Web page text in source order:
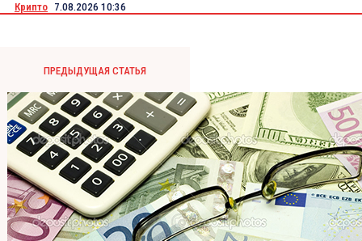
Крипто 7.08.2026 10:36
ПРЕДЫДУЩАЯ СТАТЬЯ